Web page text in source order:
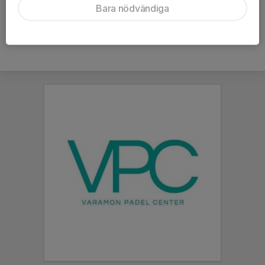
Bara nödvändiga